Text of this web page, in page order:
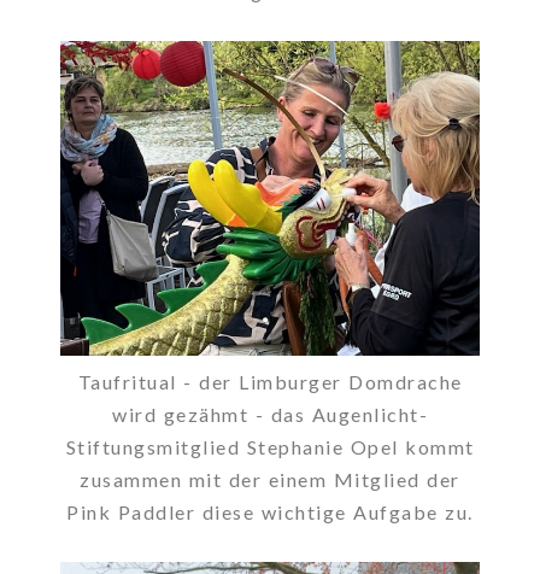
Taufritual - der Limburger Domdrache
wird gezähmt - das Augenlicht-
Stiftungsmitglied Stephanie Opel kommt
zusammen mit der einem Mitglied der
Pink Paddler diese wichtige Aufgabe zu.